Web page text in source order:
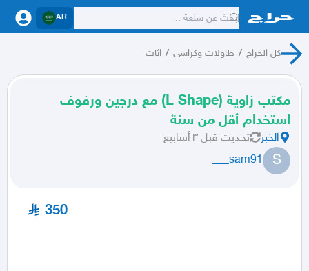
AR
كل الحراج / طاولات وكراسي / اثاث
مكتب زاوية (L Shape) مع درجين ورفوف
استخدام أقل من سنة
الخبر تحديث قبل ٣ أسابيع
S
sam91___
350